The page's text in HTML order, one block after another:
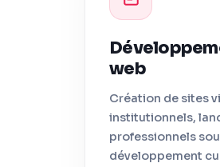
web
Création de sites
institutionnels,
professionnels
développement